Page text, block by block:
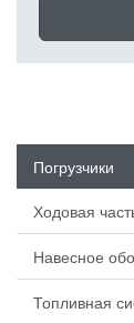
Погрузчики
Ходовая
Навесное
Топливная